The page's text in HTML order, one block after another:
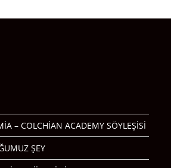
– COLCHİAN ACADEMY SÖYLEŞİSİ
ŞEY